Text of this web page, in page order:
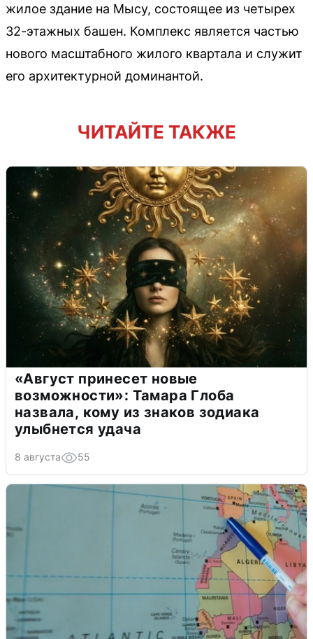
жилое здание на Мысу, состоящее из четырех
32-этажных башен. Комплекс является частью
нового масштабного жилого квартала и служит
его архитектурной доминантой.
ЧИТАЙТЕ ТАКЖЕ
«Август принесет новые
возможности»: Тамара Глоба
назвала, кому из знаков зодиака
улыбнется удача
8 августа 55